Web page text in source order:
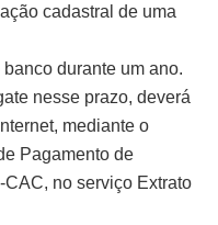
cadastral de uma
durante um ano.
nesse prazo, deverá
mediante o
Pagamento de
no serviço Extrato